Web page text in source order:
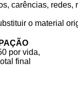
carências,
o material
por vida,
final